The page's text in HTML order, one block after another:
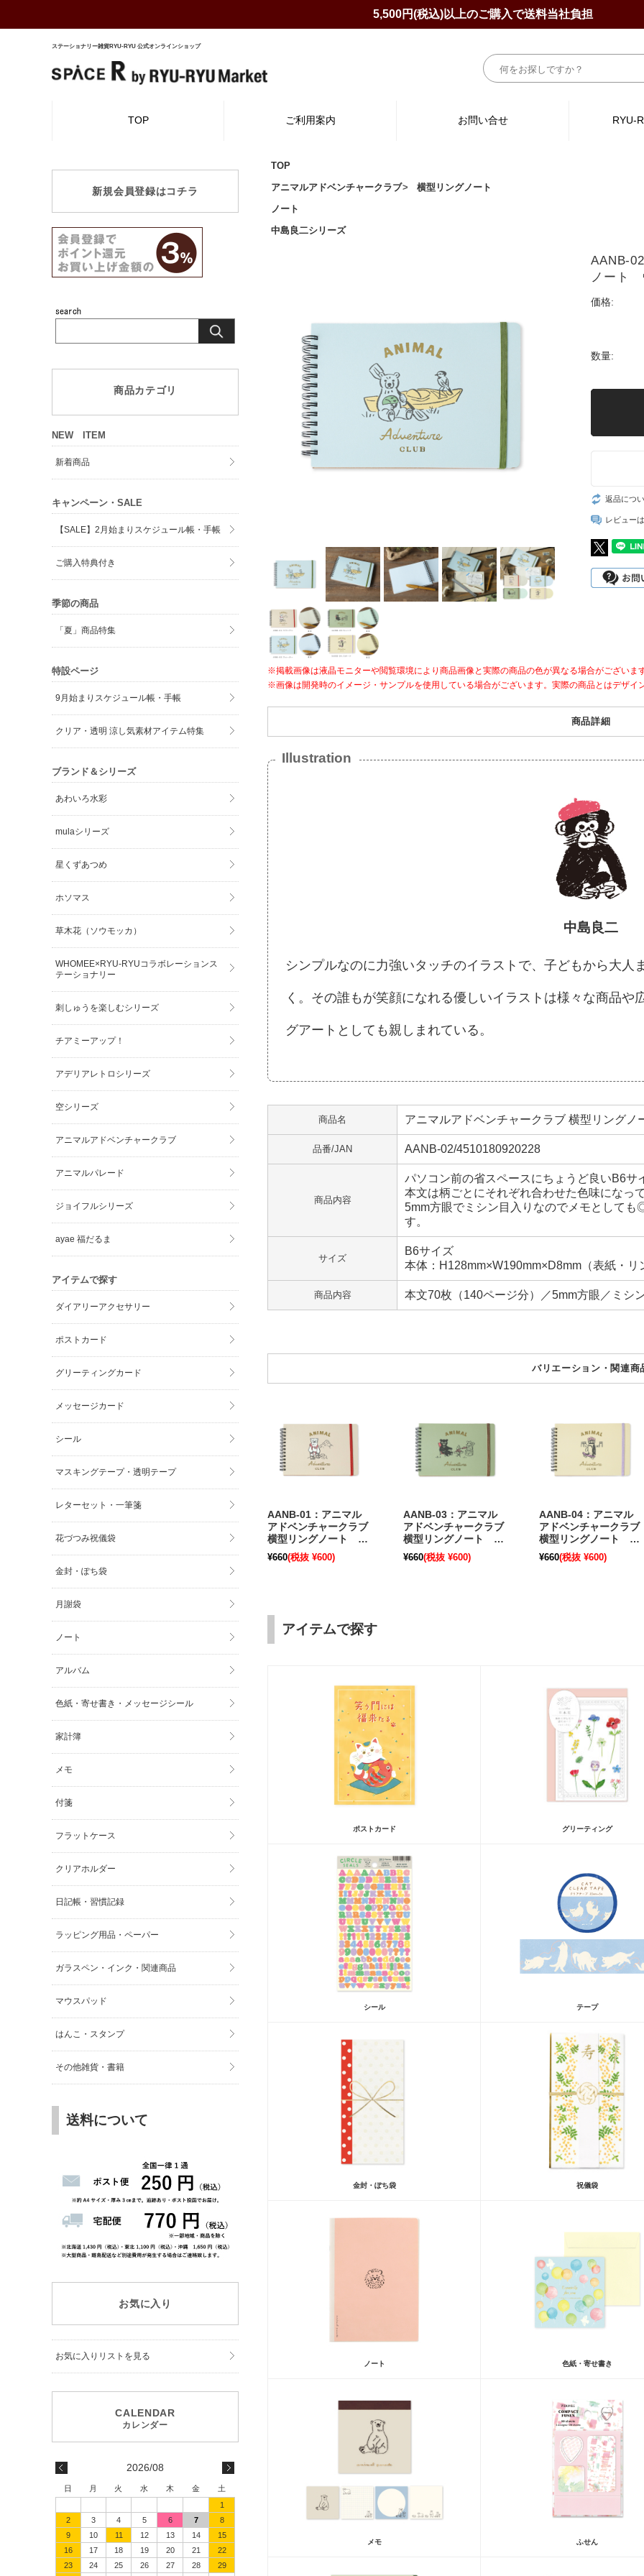
5,500円(税込)以上のご購入で送料当社負担
ステーショナリー雑貨RYU-RYU 公式オンラインショップ
TOP ご利用案内 お問い合せ RYU-
TOP
アニマルアドベンチャークラブ
横型リングノート
ノート
中島良二シリーズ
AANB-
ノート
価格:
数量:
返品につ
レビュー
※掲載画像は液晶モニターや閲覧環境により商品画像と実際の商品の色が異なる場合がございま
※画像は開発時のイメージ・サンプルを使用している場合がございます。実際の商品とはデザイ
商品詳細
Illustration
中島良二
シンプルなのに力強いタッチのイラストで、子どもから大人
く。その誰もが笑顔になれる優しいイラストは様々な商品
グアートとしても親しまれている。
商品名 アニマルアドベンチャークラブ 横型リング
品番/JAN AANB-02/4510180920228
商品内容
パソコン前の省スペースにちょうど良いB6サ
本文は柄ごとにそれぞれ合わせた色味になっ
5mm方眼でミシン目入りなのでメモとして
す。
サイズ
B6サイズ
本体：H128mm×W190mm×D8mm（表紙・リ
商品内容 本文70枚（140ページ分）／5mm方眼／ミシ
バリエーション・関連商
AANB-01：アニマル
アドベンチャークラブ
横型リングノート マ
ウンテン〔OZ〕
¥660(税抜 ¥600)
AANB-03：アニマル
アドベンチャークラブ
横型リングノート キ
ャンプ〔OZ〕
¥660(税抜 ¥600)
AANB-04：アニマル
アドベンチャークラブ
横型リングノート ス
ポーツ〔OZ〕
¥660(税抜 ¥600)
アイテムで探す
ポストカード グリーティング
シール テープ
金封・ぽち袋 祝儀袋
ノート 色紙・寄せ書き
メモ ふせん
新規会員登録はコチラ
商品カテゴリ
NEW ITEM
新着商品
キャンペーン・SALE
【SALE】2月始まりスケジュール帳・手帳
ご購入特典付き
季節の商品
「夏」商品特集
特設ページ
9月始まりスケジュール帳・手帳
クリア・透明 涼し気素材アイテム特集
ブランド＆シリーズ
あわいろ水彩
mulaシリーズ
星くずあつめ
ホソマス
草木花（ソウモッカ）
WHOMEE×RYU-RYUコラボレーションス
テーショナリー
刺しゅうを楽しむシリーズ
チアミーアップ！
アデリアレトロシリーズ
空シリーズ
アニマルアドベンチャークラブ
アニマルパレード
ジョイフルシリーズ
ayae 福だるま
アイテムで探す
ダイアリーアクセサリー
ポストカード
グリーティングカード
メッセージカード
シール
マスキングテープ・透明テープ
レターセット・一筆箋
花づつみ祝儀袋
金封・ぽち袋
月謝袋
ノート
アルバム
色紙・寄せ書き・メッセージシール
家計簿
メモ
付箋
フラットケース
クリアホルダー
日記帳・習慣記録
ラッピング用品・ペーパー
ガラスペン・インク・関連商品
マウスパッド
はんこ・スタンプ
その他雑貨・書籍
送料について
お気に入り
お気に入りリストを見る
2026/08
日 月 火 水 木 金
土
1
2
3 4 5 6 7
8
9
10 11 12 13 14
15
16
17 18 19 20 21
22
23
24 25 26 27 28
29